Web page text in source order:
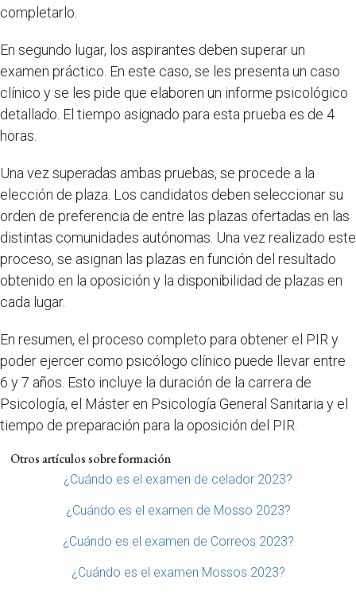
completarlo.
En segundo lugar, los aspirantes deben superar un
examen práctico. En este caso, se les presenta un caso
clínico y se les pide que elaboren un informe psicológico
detallado. El tiempo asignado para esta prueba es de 4
horas.
Una vez superadas ambas pruebas, se procede a la
elección de plaza. Los candidatos deben seleccionar su
orden de preferencia de entre las plazas ofertadas en las
distintas comunidades autónomas. Una vez realizado este
proceso, se asignan las plazas en función del resultado
obtenido en la oposición y la disponibilidad de plazas en
cada lugar.
En resumen, el proceso completo para obtener el PIR y
poder ejercer como psicólogo clínico puede llevar entre
6 y 7 años. Esto incluye la duración de la carrera de
Psicología, el Máster en Psicología General Sanitaria y el
tiempo de preparación para la oposición del PIR.
Otros artículos sobre formación
¿Cuándo es el examen de celador 2023?
¿Cuándo es el examen de Mosso 2023?
¿Cuándo es el examen de Correos 2023?
¿Cuándo es el examen Mossos 2023?